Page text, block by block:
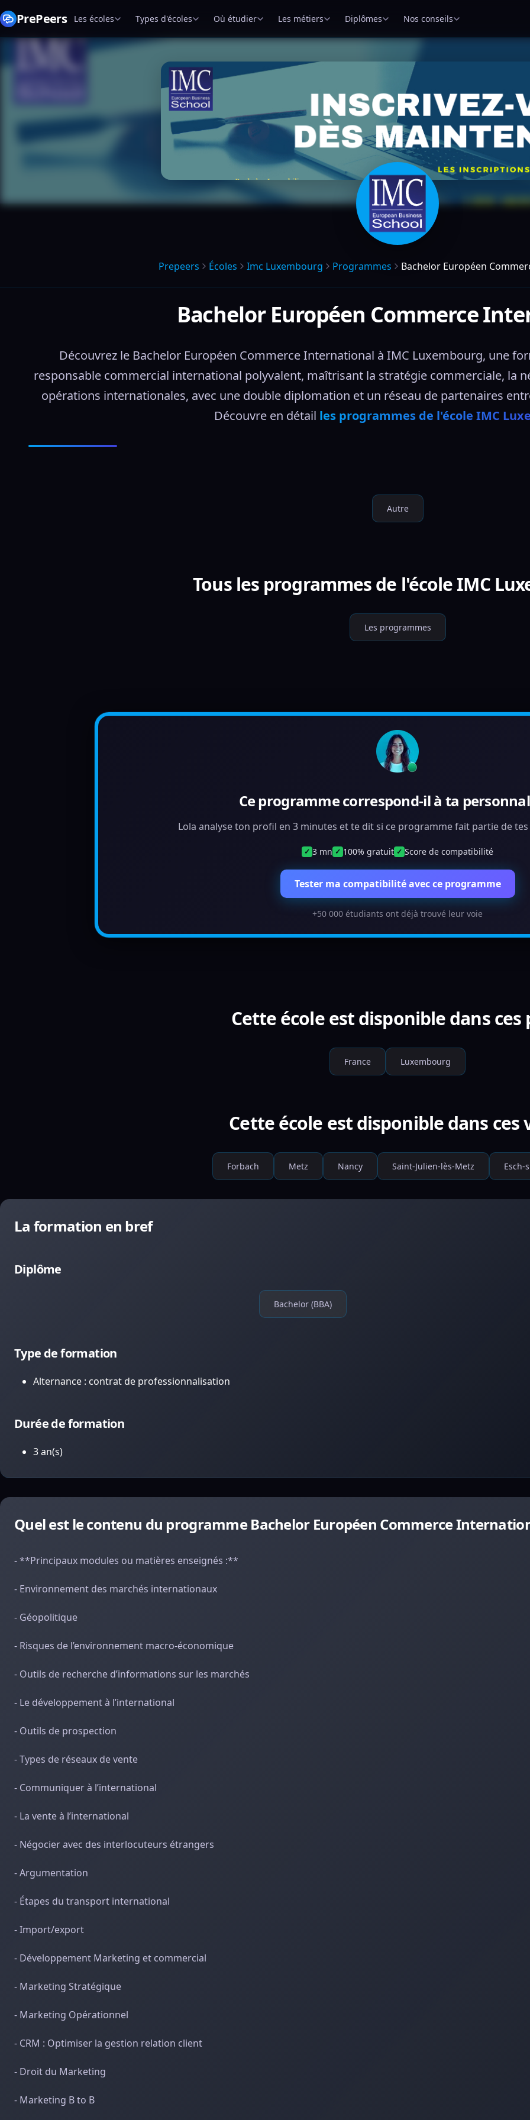
PrePeers Les écoles Types d'écoles Où étudier Les métiers Diplômes Nos conseils
Prepeers Écoles Imc Luxembourg Programmes Bachelor Européen
Bachelor Européen Commerce
Découvrez le Bachelor Européen Commerce International à IMC Luxembourg, une
responsable commercial international polyvalent, maîtrisant la stratégie commerciale, la
opérations internationales, avec une double diplomation et un réseau de partenaires
Découvre en détail les programmes de l'école IMC
Autre
Tous les programmes de l'école IMC
Les programmes
Ce programme correspond-il à ta
Lola analyse ton profil en 3 minutes et te dit si ce programme fait partie de
✓ 3 mn ✓ 100% gratuit ✓ Score de compatibilité
Tester ma compatibilité avec ce programme
+50 000 étudiants ont déjà trouvé leur voie
Cette école est disponible dans ces
France Luxembourg
Cette école est disponible dans ces
Forbach Metz Nancy Saint-Julien-lès-Metz Esch-
La formation en bref
Diplôme
Bachelor (BBA)
Type de formation
Alternance : contrat de professionnalisation
Durée de formation
3 an(s)
Quel est le contenu du programme Bachelor Européen Commerce
- **Principaux modules ou matières enseignés :**
- Environnement des marchés internationaux
- Géopolitique
- Risques de l’environnement macro-économique
- Outils de recherche d’informations sur les marchés
- Le développement à l’international
- Outils de prospection
- Types de réseaux de vente
- Communiquer à l’international
- La vente à l’international
- Négocier avec des interlocuteurs étrangers
- Argumentation
- Étapes du transport international
- Import/export
- Développement Marketing et commercial
- Marketing Stratégique
- Marketing Opérationnel
- CRM : Optimiser la gestion relation client
- Droit du Marketing
- Marketing B to B